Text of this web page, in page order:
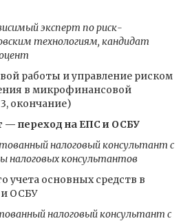
эксперт по риск-
технологиям, кандидат
работы и управление риском
в микрофинансовой
окончание)
— переход на ЕПС и ОСБУ
налоговый консультант с
налоговых консультантов
учета основных средств в
и ОСБУ
налоговый консультант с